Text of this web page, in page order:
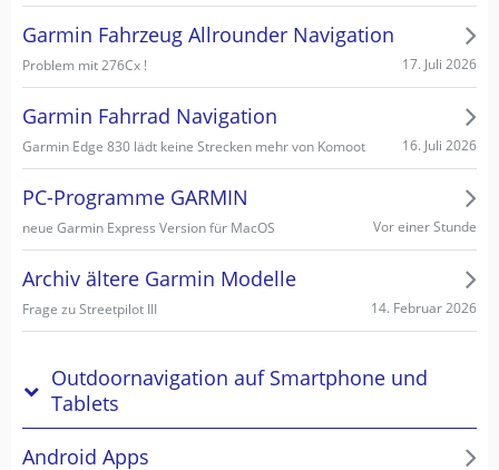
Garmin Fahrzeug Allrounder Navigation
Problem mit 276Cx ! 17. Juli 2026
Garmin Fahrrad Navigation
Garmin Edge 830 lädt keine Strecken mehr von Komoot 16. Juli 2026
PC-Programme GARMIN
neue Garmin Express Version für MacOS Vor einer Stunde
Archiv ältere Garmin Modelle
Frage zu Streetpilot III 14. Februar 2026
Outdoornavigation auf Smartphone und
Tablets
Android Apps